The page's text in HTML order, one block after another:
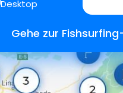
Desktop
Gehe zur